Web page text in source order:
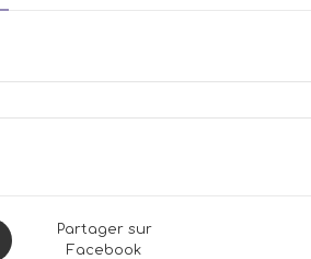
Partager sur
Facebook